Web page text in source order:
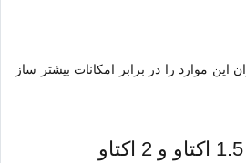
این موارد را در برابر امکانات بیشتر ساز